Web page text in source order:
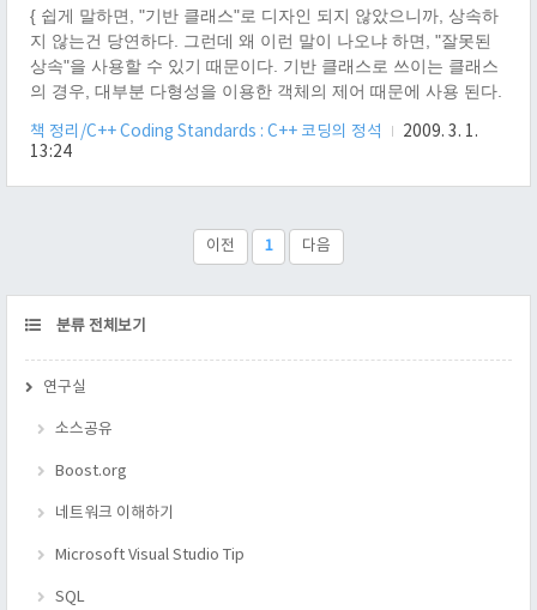
{ 쉽게 말하면, "기반 클래스"로 디자인 되지 않았으니까, 상속하
지 않는건 당연하다. 그런데 왜 이런 말이 나오냐 하면, "잘못된
상속"을 사용할 수 있기 때문이다. 기반 클래스로 쓰이는 클래스
의 경우, 대부분 다형성을 이용한 객체의 제어 때문에 사용 된다.
데, 기반 클래스로 디자인하지 않을 경우, 가상 함수가 없다는 것
냥 소멸자라도 상관 없다.)가 없어서, 스택이나 힙이 오염될 수
수 있다. 왜냐하면, 기반 클래스 A의 성질을 보다 정확하고 잘 아
는 사람은 원래의 제작자이다. 그런 제작자가 기반 클래스로 쓰..
책 정리/C++ Coding Standards : C++ 코딩의 정석
2009. 3. 1.
13:24
이전 1 다음
CATEGORY
분류 전체보기
연구실
소스공유
Boost.org
네트워크 이해하기
Microsoft Visual Studio Tip
SQL